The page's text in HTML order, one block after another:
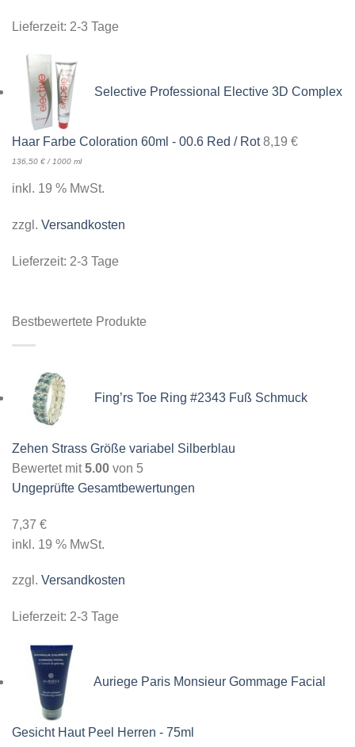
Lieferzeit: 2-3 Tage
Selective Professional Elective 3D Complex
Haar Farbe Coloration 60ml - 00.6 Red / Rot 8,19 €
136,50 €/1000 ml
inkl. 19 % MwSt.
zzgl. Versandkosten
Lieferzeit: 2-3 Tage
Bestbewertete Produkte
Fing’rs Toe Ring #2343 Fuß Schmuck
Zehen Strass Größe variabel Silberblau
Bewertet mit5.00 von 5
Ungeprüfte Gesamtbewertungen
7,37 €
inkl. 19 % MwSt.
zzgl. Versandkosten
Lieferzeit: 2-3 Tage
Auriege Paris Monsieur Gommage Facial
Gesicht Haut Peel Herren - 75ml